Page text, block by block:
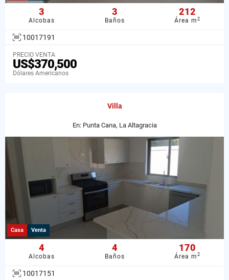
3
Alcobas
3
Baños
212
Área m2
10017191
PRECIO VENTA
US$370,500
Dólares Americanos
Villa
En: Punta Cana, La Altagracia
Casa Venta
4
Alcobas
4
Baños
170
Área m2
10017151